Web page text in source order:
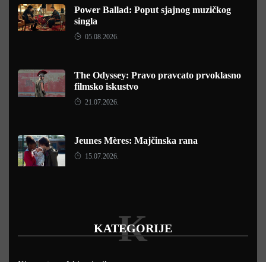
Power Ballad: Poput sjajnog muzičkog
singla
05.08.2026.
The Odyssey: Pravo pravcato prvoklasno
filmsko iskustvo
21.07.2026.
Jeunes Mères: Majčinska rana
15.07.2026.
KATEGORIJE
K